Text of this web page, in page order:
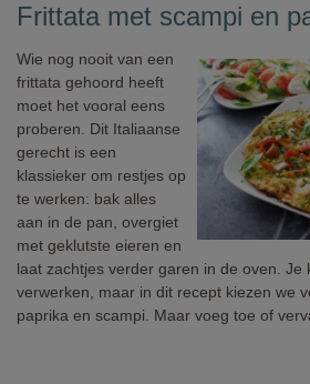
Frittata met scampi en
Wie nog nooit van een
frittata gehoord heeft
moet het vooral eens
proberen. Dit Italiaanse
gerecht is een
klassieker om restjes op
te werken: bak alles
aan in de pan, overgiet
met geklutste eieren en
laat zachtjes verder garen in de oven. Je
verwerken, maar in dit recept kiezen we
paprika en scampi. Maar voeg toe of